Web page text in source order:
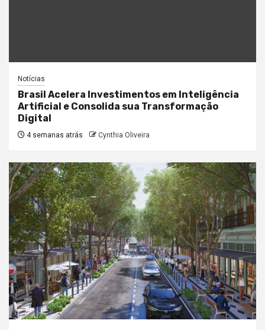
Notícias
Brasil Acelera Investimentos em Inteligência
Artificial e Consolida sua Transformação
Digital
4 semanas atrás Cynthia Oliveira